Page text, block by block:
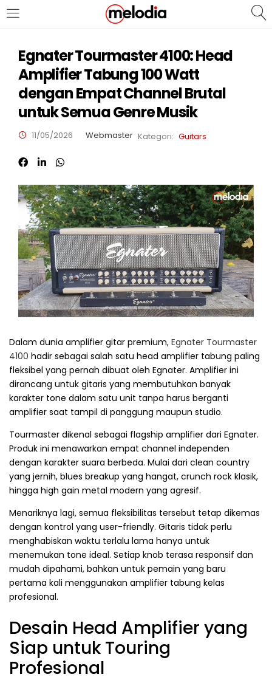
MASUK
Selalu Ingat Saya
Lupa Password Anda?
Atau
Masuk/Daftar dengan Google
Egnater Tourmaster 4100: Head
Amplifier Tabung 100 Watt
dengan Empat Channel Brutal
untuk Semua Genre Musik
11/05/2026 Webmaster Kategori: Guitars
Dalam dunia amplifier gitar premium, Egnater Tourmaster
4100 hadir sebagai salah satu head amplifier tabung paling
fleksibel yang pernah dibuat oleh Egnater. Amplifier ini
dirancang untuk gitaris yang membutuhkan banyak
karakter tone dalam satu unit tanpa harus berganti
amplifier saat tampil di panggung maupun studio.
Tourmaster dikenal sebagai flagship amplifier dari Egnater.
Produk ini menawarkan empat channel independen
dengan karakter suara berbeda. Mulai dari clean country
yang jernih, blues breakup yang hangat, crunch rock klasik,
hingga high gain metal modern yang agresif.
Menariknya lagi, semua fleksibilitas tersebut tetap dikemas
dengan kontrol yang user-friendly. Gitaris tidak perlu
menghabiskan waktu terlalu lama hanya untuk
menemukan tone ideal. Setiap knob terasa responsif dan
mudah dipahami, bahkan untuk pemain yang baru
pertama kali menggunakan amplifier tabung kelas
profesional.
Desain Head Amplifier yang
Siap untuk Touring
Profesional